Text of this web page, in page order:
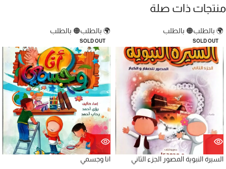
منتجات ذات صلة
🌍 بالطلب🟠 بالطلب
SOLD OUT
السيرة النبوية المصور الجزء الثاني
🌍 بالطلب🟠 بالطلب
SOLD OUT
انا وجسمي